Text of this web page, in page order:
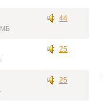
44
МБ
25
25